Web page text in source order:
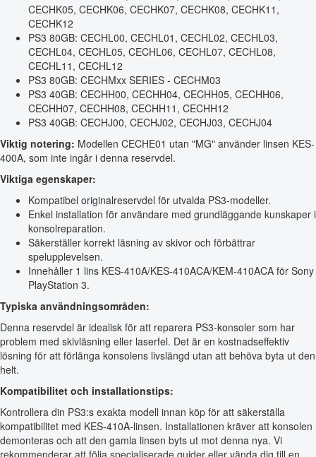
CECHK05, CECHK06, CECHK07, CECHK08, CECHK11,
CECHK12
PS3 80GB: CECHL00, CECHL01, CECHL02, CECHL03,
CECHL04, CECHL05, CECHL06, CECHL07, CECHL08,
CECHL11, CECHL12
PS3 80GB: CECHMxx SERIES - CECHM03
PS3 40GB: CECHH00, CECHH04, CECHH05, CECHH06,
CECHH07, CECHH08, CECHH11, CECHH12
PS3 40GB: CECHJ00, CECHJ02, CECHJ03, CECHJ04
Viktig notering: Modellen CECHE01 utan "MG" använder linsen KES-
400A, som inte ingår i denna reservdel.
Viktiga egenskaper:
Kompatibel originalreservdel för utvalda PS3-modeller.
Enkel installation för användare med grundläggande kunskaper i
konsolreparation.
Säkerställer korrekt läsning av skivor och förbättrar
spelupplevelsen.
Innehåller 1 lins KES-410A/KES-410ACA/KEM-410ACA för Sony
PlayStation 3.
Typiska användningsområden:
Denna reservdel är idealisk för att reparera PS3-konsoler som har
problem med skivläsning eller laserfel. Det är en kostnadseffektiv
lösning för att förlänga konsolens livslängd utan att behöva byta ut den
helt.
Kompatibilitet och installationstips:
Kontrollera din PS3:s exakta modell innan köp för att säkerställa
kompatibilitet med KES-410A-linsen. Installationen kräver att konsolen
demonteras och att den gamla linsen byts ut mot denna nya. Vi
rekommenderar att följa specialiserade guider eller vända dig till en